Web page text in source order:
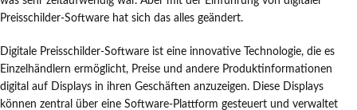
Preisschilder-Software hat sich das alles geändert.
Digitale Preisschilder-Software ist eine innovative Technologie, die es
Einzelhändlern ermöglicht, Preise und andere Produktinformationen
digital auf Displays in ihren Geschäften anzuzeigen. Diese Displays
können zentral über eine Software-Plattform gesteuert und verwaltet